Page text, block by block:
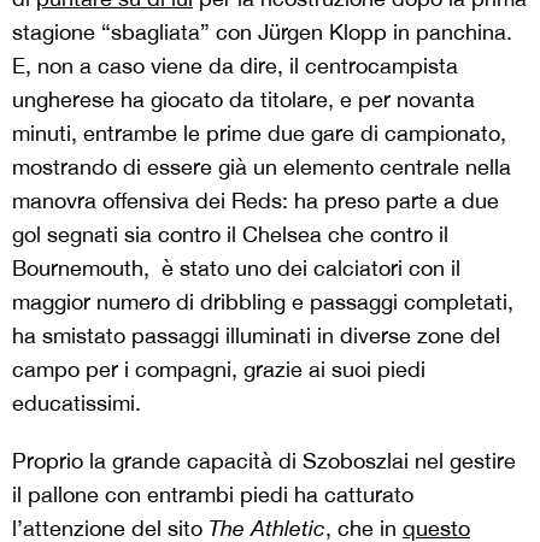
stagione “sbagliata” con Jürgen Klopp in panchina.
E, non a caso viene da dire, il centrocampista
ungherese ha giocato da titolare, e per novanta
minuti, entrambe le prime due gare di campionato,
mostrando di essere già un elemento centrale nella
manovra offensiva dei Reds: ha preso parte a due
gol segnati sia contro il Chelsea che contro il
Bournemouth, è stato uno dei calciatori con il
maggior numero di dribbling e passaggi completati,
ha smistato passaggi illuminati in diverse zone del
campo per i compagni, grazie ai suoi piedi
educatissimi.
Proprio la grande capacità di Szoboszlai nel gestire
il pallone con entrambi piedi ha catturato
l’attenzione del sito The Athletic, che in questo